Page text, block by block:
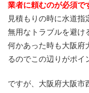
業者に頼むのが必須で
見積もりの時に水道
無用なトラブルを避け
何かあった時も大阪府
るのでこの辺りがポイ
ですが、大阪府大阪市